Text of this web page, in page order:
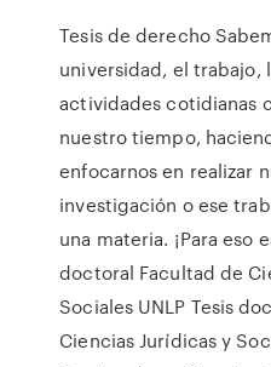
Tesis de derecho
universidad, el trabajo,
actividades cotidianas
nuestro tiempo,
enfocarnos en realizar
investigación o ese
una materia. ¡Para eso
doctoral Facultad de
Sociales UNLP Tesis
Ciencias Jurídicas y